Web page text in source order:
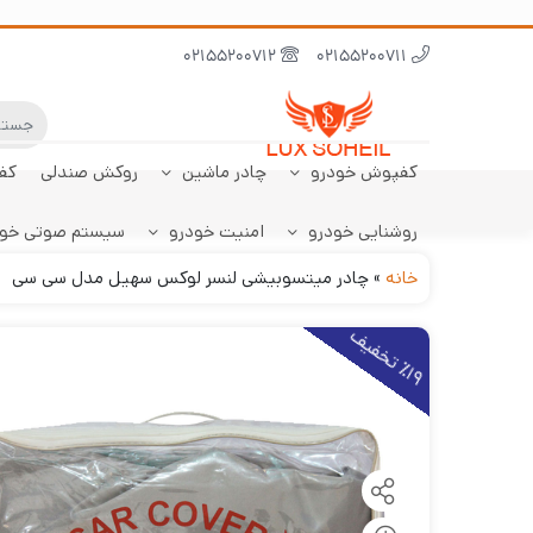
کفپوش خودرو
کفپوش پژو 206
هاچبک
چادر ماشین
چادر تارا
روکش صندلی
کفپوش صندوق تارا
ابر نانو
سنسور دنده عقب
خودرو
روشنایی خودرو امنیت خودرو
سیستم صوتی
خانه »چادر میتسوبیشی لنسر لوکس سهیل مدل سی سی
٪1
9
ت
خ
ف
یف